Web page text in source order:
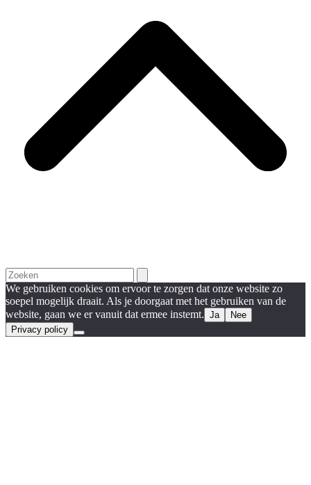
Search
We gebruiken cookies om ervoor te zorgen dat onze website zo
soepel mogelijk draait. Als je doorgaat met het gebruiken van de
website, gaan we er vanuit dat ermee instemt. Ja
Nee
Privacy policy